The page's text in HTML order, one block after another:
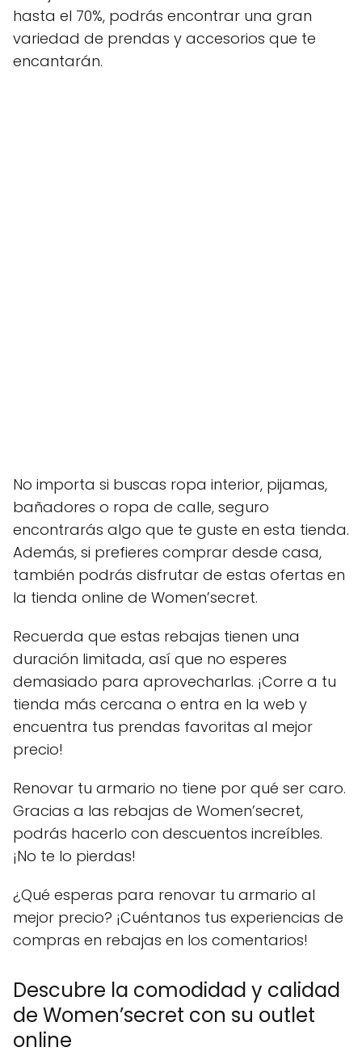
hasta el 70%, podrás encontrar una gran
variedad de prendas y accesorios que te
encantarán.
No importa si buscas ropa interior, pijamas,
bañadores o ropa de calle, seguro
encontrarás algo que te guste en esta tienda.
Además, si prefieres comprar desde casa,
también podrás disfrutar de estas ofertas en
la tienda online de Women’secret.
Recuerda que estas rebajas tienen una
duración limitada, así que no esperes
demasiado para aprovecharlas. ¡Corre a tu
tienda más cercana o entra en la web y
encuentra tus prendas favoritas al mejor
precio!
Renovar tu armario no tiene por qué ser caro.
Gracias a las rebajas de Women’secret,
podrás hacerlo con descuentos increíbles.
¡No te lo pierdas!
¿Qué esperas para renovar tu armario al
mejor precio? ¡Cuéntanos tus experiencias de
compras en rebajas en los comentarios!
Descubre la comodidad y calidad
de Women’secret con su outlet
online